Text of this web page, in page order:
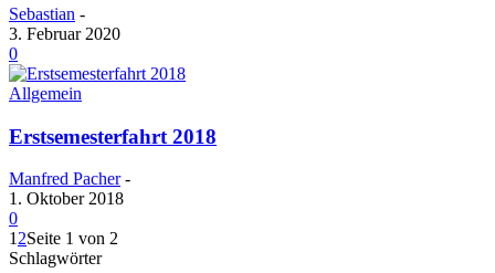
Sebastian -
3. Februar 2020
0
Allgemein
Erstsemesterfahrt 2018
Manfred Pacher -
1. Oktober 2018
0
1 2Seite 1 von 2
Schlagwörter